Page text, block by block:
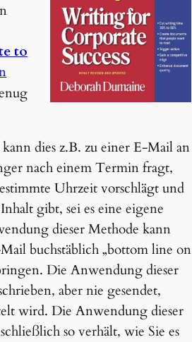
to
dies z.B. zu einer E-Mail an
nach einem Termin fragt,
Uhrzeit vorschlägt und
gibt, sei es eine eigene
dieser Methode kann
buchstäblich „bottom line on
Die Anwendung dieser
aber nie gesendet,
wird. Die Anwendung dieser
so verhält, wie Sie es